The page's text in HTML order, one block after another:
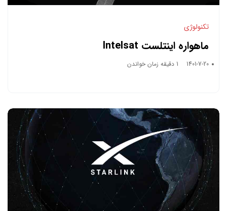
تکنولوژی
ماهواره اینتلست Intelsat
1401-7-20 1 دقیقه زمان خواندن